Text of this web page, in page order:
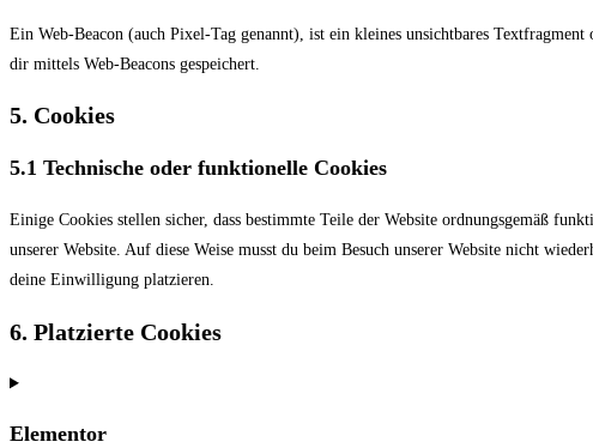
Ein Web-Beacon (auch Pixel-Tag genannt), ist ein kleines unsichtbares
dir mittels Web-Beacons gespeichert.
5. Cookies
5.1 Technische oder funktionelle Cookies
Einige Cookies stellen sicher, dass bestimmte Teile der Website ordnungsgemäß
unserer Website. Auf diese Weise musst du beim Besuch unserer Website nicht
deine Einwilligung platzieren.
6. Platzierte Cookies
Elementor